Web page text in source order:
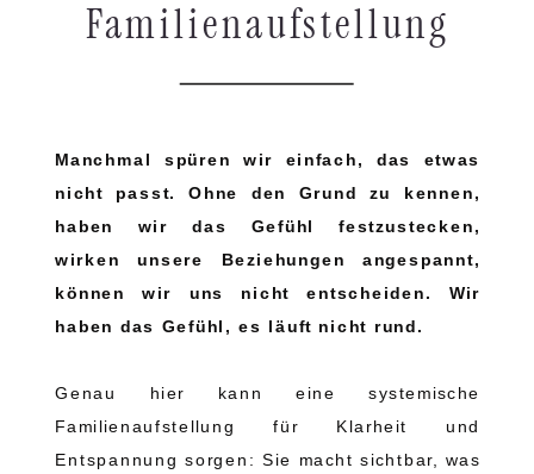
Familienaufstellung
Manchmal spüren wir einfach, das etwas
nicht passt. Ohne den Grund zu kennen,
haben wir das Gefühl festzustecken,
wirken unsere Beziehungen angespannt,
können wir uns nicht entscheiden. Wir
haben das Gefühl, es läuft nicht rund.
Genau hier kann eine systemische
Familienaufstellung für Klarheit und
Entspannung sorgen: Sie macht sichtbar, was